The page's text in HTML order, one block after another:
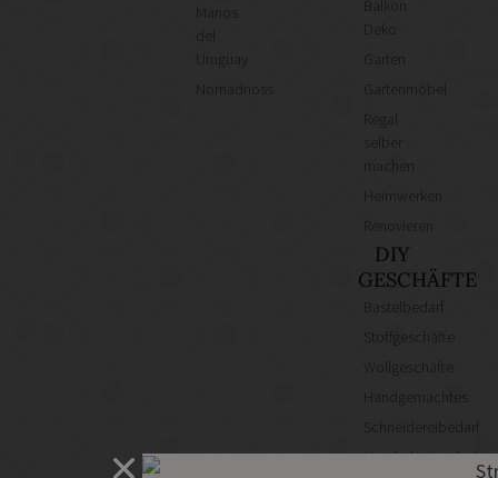
Manos
Uruguay
Nomadnoss
Deko
Garten
Gartenmöbel
Regal
Heimwerken
DIY
GESCHÄFTE
Bastelbedarf
Stoffgeschäfte
Wollgeschäfte
Handgemachtes
Schneidereibedarf
Handarbeitszubehör